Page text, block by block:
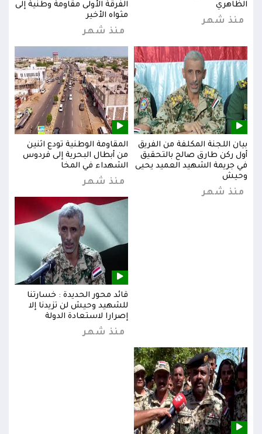
الظاهري
منذ شهر
الفرقة الأولى مقاومة وطنية إلى
مثواه الأخير
منذ شهر
بيان اللجنة المكلفة من الفريق
أول ركن طارق صالح بالتحقيق
في جريمة الشهيد العميد يحيى
وحيش
منذ شهر
المقاومة الوطنية تودع اثنين
من أبطال البحرية إلى فردوس
الشهداء في المخا
منذ شهر
قائد محور الحديدة : خسارتنا
للشهيد وحيش لن تزيدنا إلا
إصرارا لاستعادة الدولة
منذ شهر